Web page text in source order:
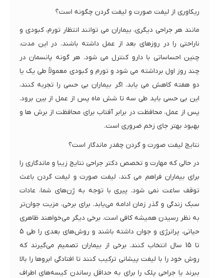
ریکاوری از لیفت صورت و لیفت گردن چگونه است؟
مانند هر جراحی دیگری، بیماران می توانند انتظار تورم، کبودی و
ناراحتی را در روزهای بعد از عمل داشته باشند. در این مدت،
چنین احساساتی با دارو کنترل می شود. هر گونه پانسمان در
چند روز اول برداشته می شود و تورم و کبودی معمولاً طی یک یا
دو هفته کاهش می یابد. اگر بیماران بی حسی را تجربه کنند،
این بی حسی باید طی سه تا شش ماه پس از عمل از بین برود.
پس از عمل، محافظت در برابر آفتاب برای محافظت از برش ها و
بهبود بهتر جای زخم ضروری است.
نتایج لیفت صورت و گردن چقدر ماندگار است؟
در حالی که مهارت و تخصص دکتر جراحی نتایج زیبا و ماندگاری را
برای بیماران فراهم می کند، لیفت صورت و لیفت گردن باعث
توقف ساعت نمی شود. پیری با توجه به ژن‌های شما، عادات
سبک زندگی و گذر زمان ادامه می‌یابد. برای برخی، مزیت جوان‌تر
به نظر رسیدن همیشه کافی است. برخی دیگر می‌خواهند ظاهری
حیاتی، پرانرژی و جوان داشته باشند و روش‌های بعدی را طی 5
تا 15 سال انتخاب کنند. برخی از بیماران تصمیم می‌گیرند که
روش خود را با لیفت پیشانی ترکیب کنند تا افتادگی ابروها را بالا
ببرند یا جراحی پلک را برای به حداقل رساندن کیسه‌های اطراف